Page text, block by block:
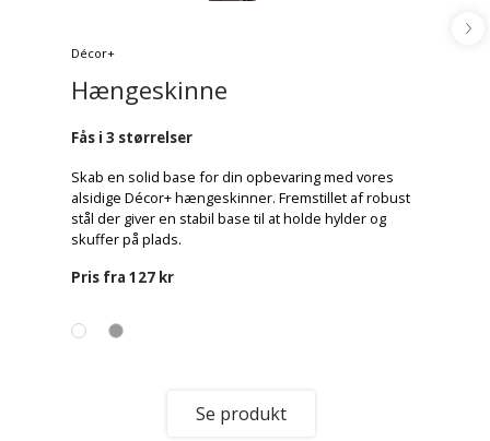
Décor+
Hængeskinne
Fås i 3 størrelser
Skab en solid base for din opbevaring med vores
alsidige Décor+ hængeskinner. Fremstillet af robust
stål der giver en stabil base til at holde hylder og
skuffer på plads.
Pris fra 127 kr
Se produkt